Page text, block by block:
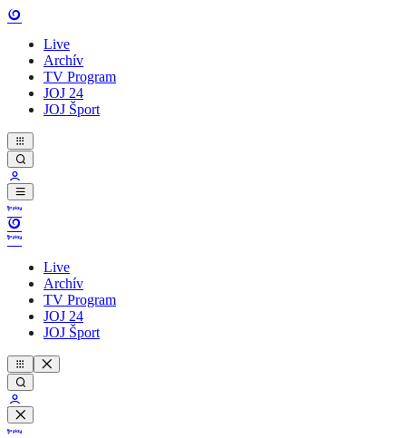
Live
Archív
TV Program
JOJ 24
JOJ Šport
Live
Archív
TV Program
JOJ 24
JOJ Šport